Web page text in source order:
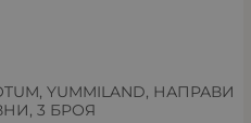
YUMMILAND, НАПРАВИ
3 БРОЯ